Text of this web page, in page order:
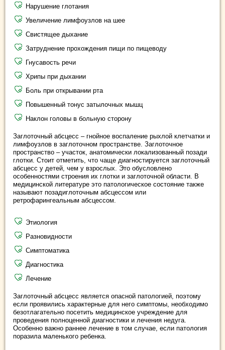
Нарушение глотания
Увеличение лимфоузлов на шее
Свистящее дыхание
Затруднение прохождения пищи по пищеводу
Гнусавость речи
Хрипы при дыхании
Боль при открывании рта
Повышенный тонус затылочных мышц
Наклон головы в больную сторону
Заглоточный абсцесс – гнойное воспаление рыхлой клетчатки и
лимфоузлов в заглоточном пространстве. Заглоточное
пространство – участок, анатомически локализованный позади
глотки. Стоит отметить, что чаще диагностируется заглоточный
абсцесс у детей, чем у взрослых. Это обусловлено
особенностями строения их глотки и заглоточной области. В
медицинской литературе это патологическое состояние также
называют позадиглоточным абсцессом или
ретрофарингеальным абсцессом.
Этиология
Разновидности
Симптоматика
Диагностика
Лечение
Заглоточный абсцесс является опасной патологией, поэтому
если проявились характерные для него симптомы, необходимо
безотлагательно посетить медицинское учреждение для
проведения полноценной диагностики и лечения недуга.
Особенно важно раннее лечение в том случае, если патология
поразила маленького ребенка.